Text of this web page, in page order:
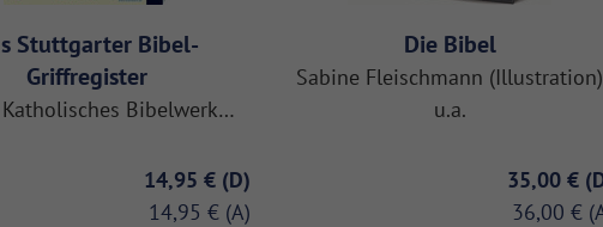
Stuttgarter Bibel-
Griffregister
Bibelwerk…
14,95 €
14,95 €
Die Bibel
Sabine Fleischmann (Illustration)
u.a.
35,00 €
36,00 €